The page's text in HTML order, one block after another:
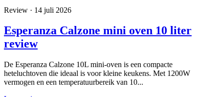
Review · 14 juli 2026
Esperanza Calzone mini oven 10 liter
review
De Esperanza Calzone 10L mini-oven is een compacte
heteluchtoven die ideaal is voor kleine keukens. Met 1200W
vermogen en een temperatuurbereik van 10...